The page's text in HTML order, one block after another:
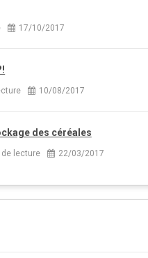
17/10/2017
10/08/2017
des céréales
de lecture 22/03/2017